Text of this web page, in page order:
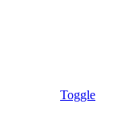
Toggle